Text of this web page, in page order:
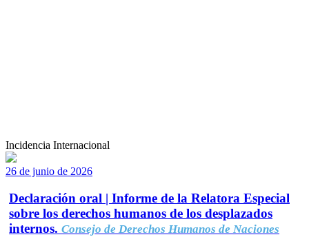
Incidencia Internacional
26 de junio de 2026
Declaración oral | Informe de la Relatora Especial
sobre los derechos humanos de los desplazados
internos. Consejo de Derechos Humanos de Naciones